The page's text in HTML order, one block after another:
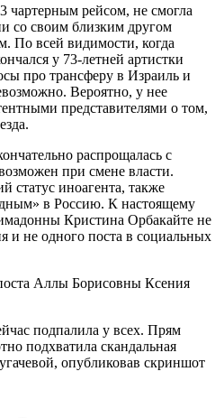
чартерным рейсом, не смогла
со своим близким другом
По всей видимости, когда
у 73-летней артистки
про трансферу в Израиль и
Вероятно, у нее
представителями о том,
распрощалась с
при смене власти.
иноагента, также
в Россию. К настоящему
Кристина Орбакайте не
и не одного поста в социальных
Аллы Борисовны Ксения
подпалила у всех. Прям
подхватила скандальная
опубликовав скриншот